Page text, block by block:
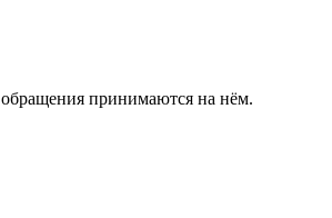
обращения принимаются на нём.